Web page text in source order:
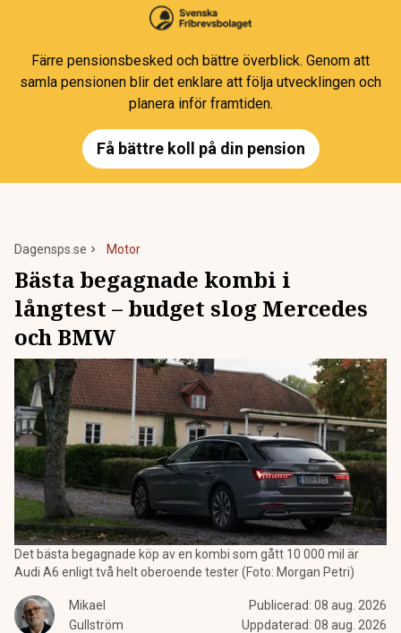
Färre pensionsbesked och bättre överblick. Genom att
samla pensionen blir det enklare att följa utvecklingen och
planera inför framtiden.
Få bättre koll på din pension
Dagensps.se Motor
Bästa begagnade kombi i
långtest – budget slog Mercedes
och BMW
Det bästa begagnade köp av en kombi som gått 10 000 mil är
Audi A6 enligt två helt oberoende tester (Foto: Morgan Petri)
Mikael
Gullström
Publicerad: 08 aug. 2026
Uppdaterad: 08 aug. 2026